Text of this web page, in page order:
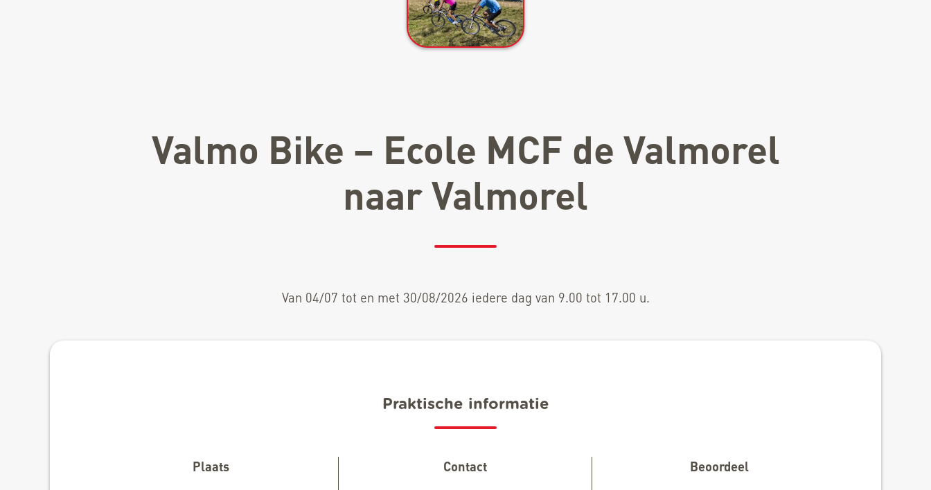
Valmo Bike – Ecole MCF de Valmorel
naar Valmorel
Van 04/07 tot en met 30/08/2026 iedere dag van 9.00 tot 17.00 u.
Praktische informatie
Plaats Contact Beoordeel